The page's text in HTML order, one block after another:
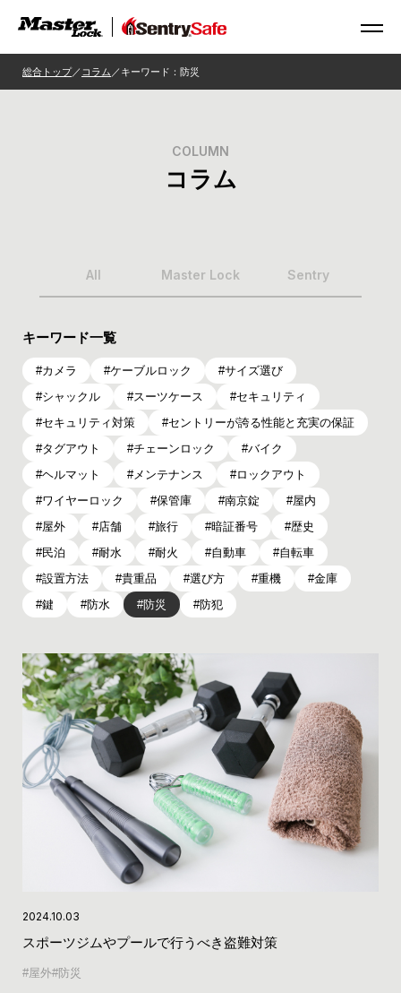
総合トップ コラム キーワード：防災
COLUMN
コラム
All Master Lock Sentry
キーワード一覧
カメラ ケーブルロック
サイズ選び
シャックル
スーツケース
セキュリティ
セキュリティ対策
セントリーが誇る性能と充実の保証
タグアウト
チェーンロック
バイク
ヘルマット
メンテナンス
ロックアウト
ワイヤーロック
保管庫 南京錠
屋内
屋外
店舗 旅行 暗証番号
歴史
民泊
耐水 耐火 自動車
自転車
設置方法
貴重品 選び方 重機
金庫
鍵
防水 防災 防犯
2024.10.03
スポーツジムやプールで行うべき盗難対策
屋外 防災